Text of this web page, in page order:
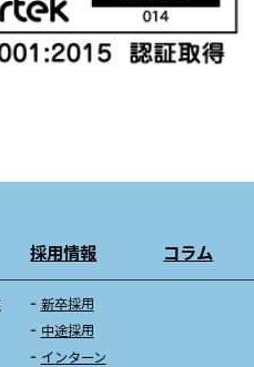
採用情報
新卒採用
中途採用
インターン
コラム